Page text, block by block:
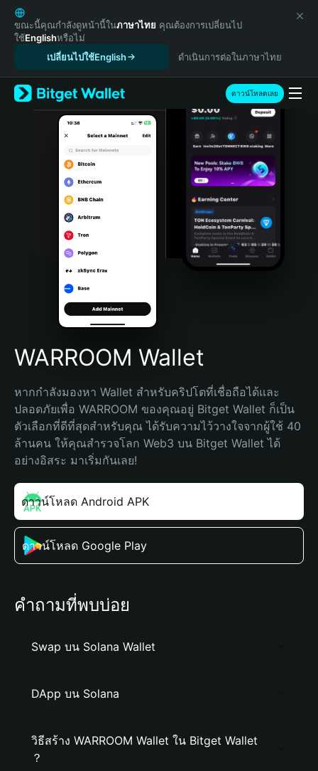
English
日本語
Tiếng Việt
Español (Latinoamérica)
Türkçe
Italiano
Português (Portugal)
Bahasa Indonesia
Português (Brasil)
Español (Argentina)
ขณะนี้คุณกำลังดูหน้านี้ในภาษาไทย คุณต้องการเปลี่ยนไป
ใช้Englishหรือไม่
เปลี่ยนไปใช้English
ดำเนินการต่อในภาษาไทย
ดาวน์โหลดเลย
WARROOM Wallet
หากกำลังมองหา Wallet สำหรับคริปโตที่เชื่อถือได้และ
ปลอดภัยเพื่อ WARROOM ของคุณอยู่ Bitget Wallet ก็เป็น
ตัวเลือกที่ดีที่สุดสำหรับคุณ ได้รับความไว้วางใจจากผู้ใช้ 40
ล้านคน ให้คุณสำรวจโลก Web3 บน Bitget Wallet ได้
อย่างอิสระ มาเริ่มกันเลย!
ดาวน์โหลด Android APK
ดาวน์โหลด Google Play
คำถามที่พบบ่อย
Swap บน Solana Wallet
DApp บน Solana
วิธีสร้าง WARROOM Wallet ใน Bitget Wallet
？